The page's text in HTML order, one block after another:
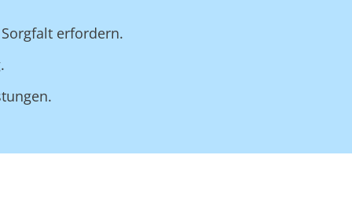
erfordern.